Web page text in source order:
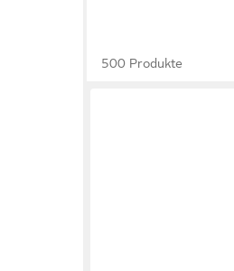
500 Produkte